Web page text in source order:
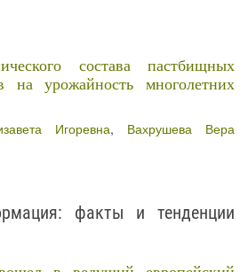
состава пастбищных
на урожайность многолетних
Игоревна, Вахрушева Вера
факты и тенденции